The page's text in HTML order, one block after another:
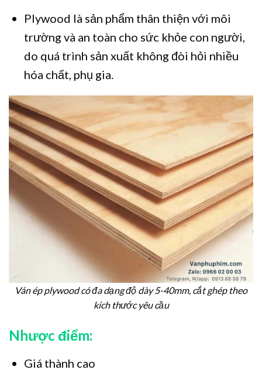
Plywood là sản phẩm thân thiện với môi
trường và an toàn cho sức khỏe con người,
do quá trình sản xuất không đòi hỏi nhiều
hóa chất, phụ gia.
Ván ép plywood có đa dạng độ dày 5-40mm, cắt ghép theo
kích thước yêu cầu
Nhược điểm:
Giá thành cao